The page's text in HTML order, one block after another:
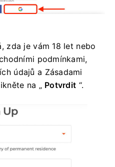
zda je vám 18 let nebo
podmínkami,
údajů a Zásadami
na „ Potvrdit “.